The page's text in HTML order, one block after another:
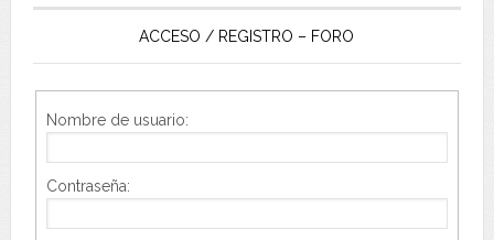
ACCESO / REGISTRO – FORO
Nombre de usuario:
Contraseña: